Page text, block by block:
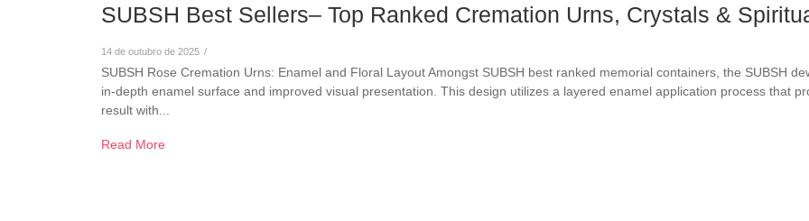
SUBSH Best Sellers– Top Ranked Cremation Urns, Crystals &
14 de outubro de 2025 /
SUBSH Rose Cremation Urns: Enamel and Floral Layout Amongst SUBSH best ranked memorial containers, the SUBSH
in-depth enamel surface and improved visual presentation. This design utilizes a layered enamel application process that
result with...
Read More